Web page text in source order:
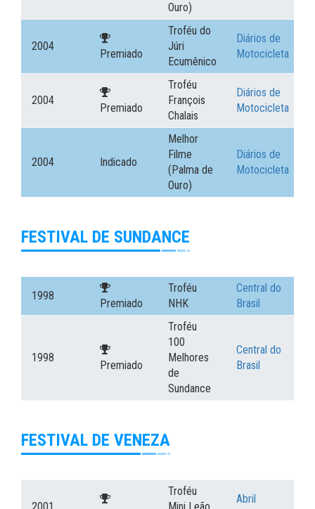
Ouro)
2004
Premiado
Troféu do
Júri
Ecumênico
Diários de
Motocicleta
2004
Premiado
Troféu
François
Chalais
Diários de
Motocicleta
2004 Indicado
Melhor
Filme
(Palma de
Ouro)
Diários de
Motocicleta
FESTIVAL DE SUNDANCE
1998
Premiado
Troféu
NHK
Central do
Brasil
1998
Premiado
Troféu
100
Melhores
de
Sundance
Central do
Brasil
FESTIVAL DE VENEZA
Troféu
Abril